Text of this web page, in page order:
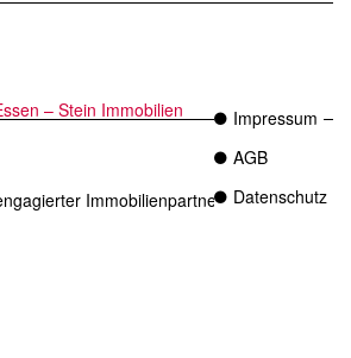
Immobilienpartner in Essen.
Impressum
AGB
Datenschutz